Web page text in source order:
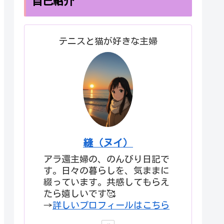
テニスと猫が好きな主婦
縫（ヌイ）
アラ還主婦の、のんびり日記で
す。日々の暮らしを、気ままに
綴っています。共感してもらえ
たら嬉しいです🥰
→詳しいプロフィールはこちら